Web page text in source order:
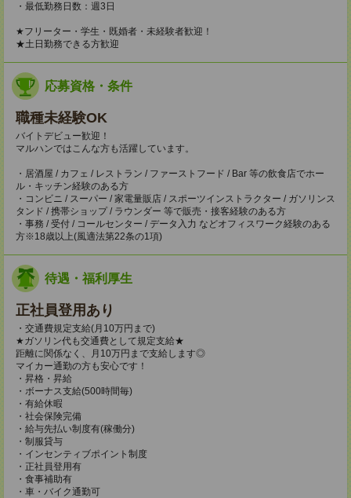
・最低勤務日数：週3日
★フリーター・学生・既婚者・未経験者歓迎！
★土日勤務できる方歓迎
応募資格・条件
職種未経験OK
バイトデビュー歓迎！
マルハンではこんな方も活躍しています。
・居酒屋 / カフェ / レストラン / ファーストフード / Bar 等の飲食店でホー
ル・キッチン経験のある方
・コンビニ / スーパー / 家電量販店 / スポーツインストラクター / ガソリンス
タンド / 携帯ショップ / ラウンダー 等で販売・接客経験のある方
・事務 / 受付 / コールセンター / データ入力 などオフィスワーク経験のある
方※18歳以上(風適法第22条の1項)
待遇・福利厚生
正社員登用あり
・交通費規定支給(月10万円まで)
★ガソリン代も交通費として規定支給★
距離に関係なく、月10万円まで支給します◎
マイカー通勤の方も安心です！
・昇格・昇給
・ボーナス支給(500時間毎)
・有給休暇
・社会保険完備
・給与先払い制度有(稼働分)
・制服貸与
・インセンティブポイント制度
・正社員登用有
・食事補助有
・車・バイク通勤可